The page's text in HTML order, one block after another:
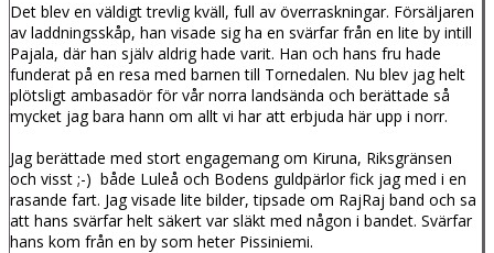
Det blev en väldigt trevlig kväll, full av överraskningar. Försäljaren
av laddningsskåp, han visade sig ha en svärfar från en lite by intill
Pajala, där han själv aldrig hade varit. Han och hans fru hade
funderat på en resa med barnen till Tornedalen. Nu blev jag helt
plötsligt ambasadör för vår norra landsända och berättade så
mycket jag bara hann om allt vi har att erbjuda här upp i norr.
Jag berättade med stort engagemang om Kiruna, Riksgränsen
och visst ;-) både Luleå och Bodens guldpärlor fick jag med i en
rasande fart. Jag visade lite bilder, tipsade om RajRaj band och sa
att hans svärfar helt säkert var släkt med någon i bandet. Svärfar
hans kom från en by som heter Pissiniemi.